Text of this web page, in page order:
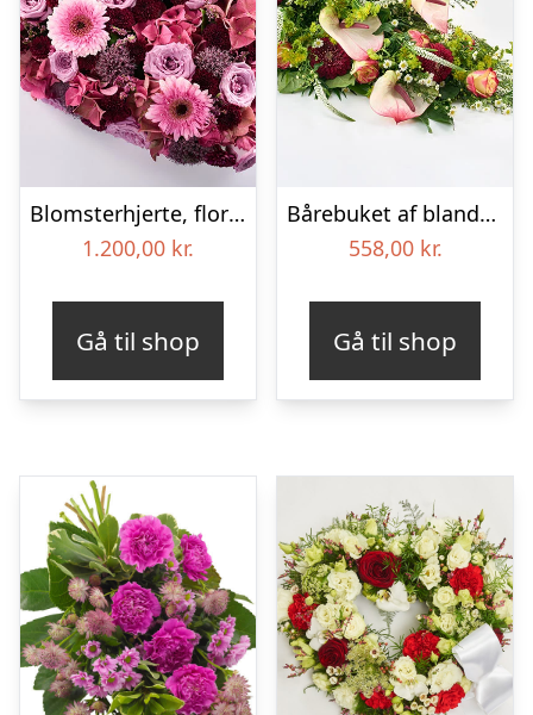
Blomsterhjerte, floristens valg – Blomster til begravelse
1.200,00 kr.
Gå til shop
Bårebuket af blandede blomster – Blomster til begravelse
558,00 kr.
Gå til shop